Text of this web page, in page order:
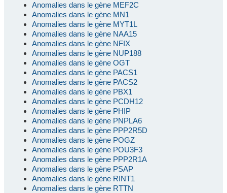
Anomalies dans le gène MEF2C
Anomalies dans le gène MN1
Anomalies dans le gène MYT1L
Anomalies dans le gène NAA15
Anomalies dans le gène NFIX
Anomalies dans le gène NUP188
Anomalies dans le gène OGT
Anomalies dans le gène PACS1
Anomalies dans le gène PACS2
Anomalies dans le gène PBX1
Anomalies dans le gène PCDH12
Anomalies dans le gène PHIP
Anomalies dans le gène PNPLA6
Anomalies dans le gène PPP2R5D
Anomalies dans le gène POGZ
Anomalies dans le gène POU3F3
Anomalies dans le gène PPP2R1A
Anomalies dans le gène PSAP
Anomalies dans le gène RINT1
Anomalies dans le gène RTTN